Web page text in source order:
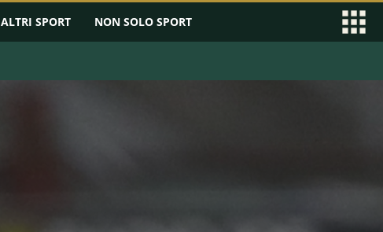
ALTRI SPORT NON SOLO SPORT